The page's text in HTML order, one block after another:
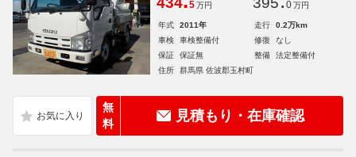
5 万円 0 万円
年式 2011年 走行
0.2万km
車検
車検整備付 修復
なし
保証
保証無 整備
法定整備付
住所
群馬県 佐波郡玉村町
無
料
見積もり・在庫確認